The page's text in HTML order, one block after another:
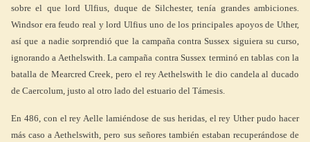
sobre el que lord Ulfius, duque de Silchester, tenía grandes ambiciones.
Windsor era feudo real y lord Ulfius uno de los principales apoyos de Uther,
así que a nadie sorprendió que la campaña contra Sussex siguiera su curso,
ignorando a Aethelswith. La campaña contra Sussex terminó en tablas con la
batalla de Mearcred Creek, pero el rey Aethelswith le dio candela al ducado
de Caercolum, justo al otro lado del estuario del Támesis.
En 486, con el rey Aelle lamiéndose de sus heridas, el rey Uther pudo hacer
más caso a Aethelswith, pero sus señores también estaban recuperándose de